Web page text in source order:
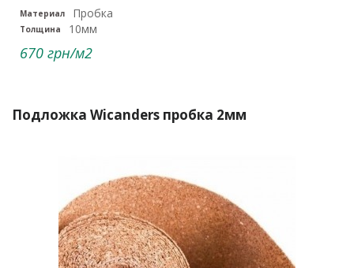
Материал Пробка
Толщина 10мм
670 грн/м2
Подложка Wicanders пробка 2мм